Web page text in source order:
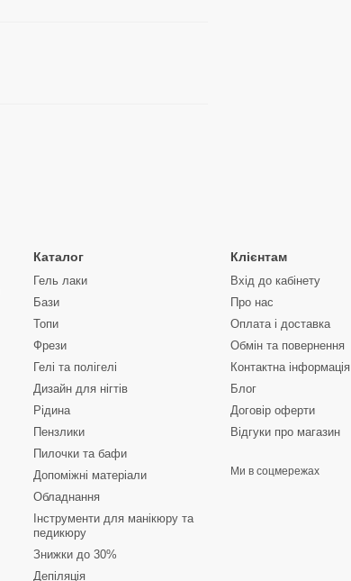
Каталог
Гель лаки
Бази
Топи
Фрези
Гелі та полігелі
Дизайн для нігтів
Рідина
Пензлики
Пилочки та бафи
Допоміжні матеріали
Обладнання
Інструменти для манікюру та
педикюру
Знижки до 30%
Депіляція
Клієнтам
Вхід до кабінету
Про нас
Оплата і доставка
Обмін та повернення
Контактна інформація
Блог
Договір оферти
Відгуки про магазин
Ми в соцмережах